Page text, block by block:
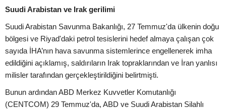
Suudi Arabistan ve Irak gerilimi
Suudi Arabistan Savunma Bakanlığı, 27 Temmuz'da ülkenin doğu
bölgesi ve Riyad'daki petrol tesislerini hedef almaya çalışan çok
sayıda İHA’nın hava savunma sistemlerince engellenerek imha
edildiğini açıklamış, saldırıların Irak topraklarından ve İran yanlısı
milisler tarafından gerçekleştirildiğini belirtmişti.
Bunun ardından ABD Merkez Kuvvetler Komutanlığı
(CENTCOM) 29 Temmuz'da, ABD ve Suudi Arabistan Silahlı